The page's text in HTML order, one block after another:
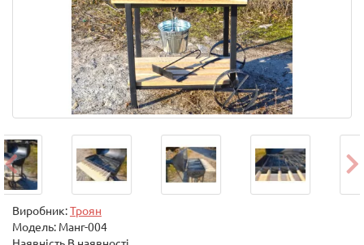
Виробник:Троян
Модель: Манг-004